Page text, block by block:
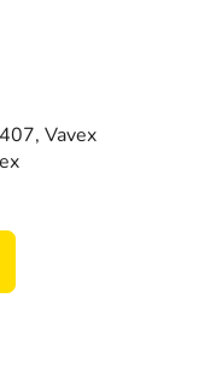
Vavex